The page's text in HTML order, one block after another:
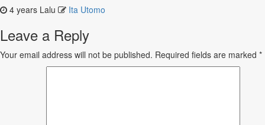
4 years Lalu Ita Utomo
Leave a Reply
Your email address will not be published. Required fields are marked *